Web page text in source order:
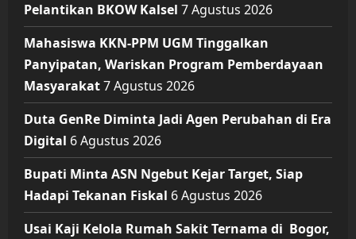
Pelantikan BKOW Kalsel 7 Agustus 2026
Mahasiswa KKN-PPM UGM Tinggalkan
Panyipatan, Wariskan Program Pemberdayaan
Masyarakat7 Agustus 2026
Duta GenRe Diminta Jadi Agen Perubahan di Era
Digital 6 Agustus 2026
Bupati Minta ASN Ngebut Kejar Target, Siap
Hadapi Tekanan Fiskal 6 Agustus 2026
Usai Kaji Kelola Rumah Sakit Ternama di Bogor,